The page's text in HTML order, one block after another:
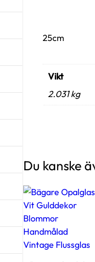
25cm
Vikt
2.031 kg
Du kanske